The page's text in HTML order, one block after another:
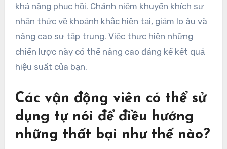
khả năng phục hồi. Chánh niệm khuyến khích sự
nhận thức về khoảnh khắc hiện tại, giảm lo âu và
nâng cao sự tập trung. Việc thực hiện những
chiến lược này có thể nâng cao đáng kể kết quả
hiệu suất của bạn.
Các vận động viên có thể sử
dụng tự nói để điều hướng
những thất bại như thế nào?